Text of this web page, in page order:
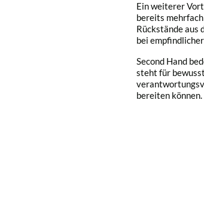
Ein weiterer
bereits
Rückstände aus
bei
Second Hand
steht für
bereiten können.